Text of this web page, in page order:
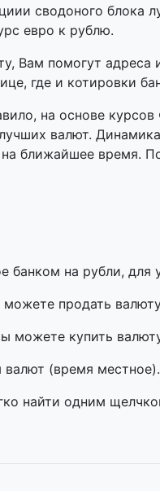
сводоного блока
евро к рублю.
Вам помогут адреса
где и котировки
на основе
валют.
ближайшее время.
на рубли, для
продать
можете купить
(время местное).
найти одним